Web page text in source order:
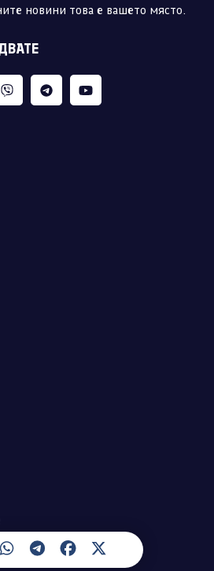
новини това е вашето място.